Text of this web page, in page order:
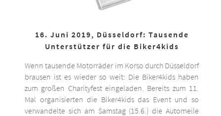
16. Juni 2019, Düsseldorf: Tausende
Unterstützer für die Biker4kids
Wenn tausende Motorräder im Korso durch Düsseldorf
brausen ist es wieder so weit: Die Biker4kids haben
zum großen Charityfest eingeladen. Bereits zum 11.
Mal organisierten die Biker4kids das Event und so
verwandelte sich am Samstag (15.6.) die Automeile